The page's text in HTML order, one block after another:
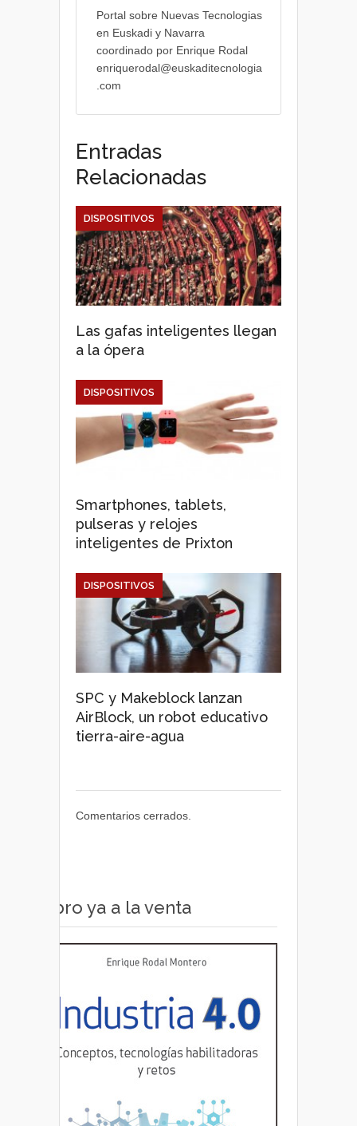
Portal sobre Nuevas Tecnologias
en Euskadi y Navarra
coordinado por Enrique Rodal
enriquerodal@euskaditecnologia
.com
Entradas
Relacionadas
Las gafas inteligentes llegan
a la ópera
DISPOSITIVOS
Smartphones, tablets,
pulseras y relojes
inteligentes de Prixton
DISPOSITIVOS
SPC y Makeblock lanzan
AirBlock, un robot educativo
tierra-aire-agua
DISPOSITIVOS
Comentarios cerrados.
Libro ya a la venta